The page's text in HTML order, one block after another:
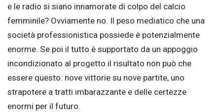
e le radio si siano innamorate di colpo del calcio
femminile? Ovviamente no. Il peso mediatico che una
società professionistica possiede è potenzialmente
enorme. Se poi il tutto è supportato da un appoggio
incondizionato al progetto il risultato non può che
essere questo: nove vittorie su nove partite, uno
strapotere a tratti imbarazzante e delle certezze
enormi per il futuro.